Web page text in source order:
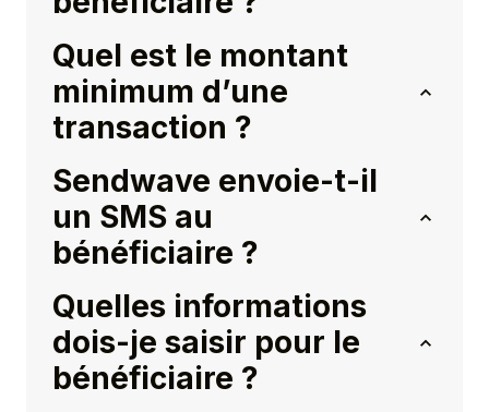
Quel est le montant
minimum d’une
transaction ?
Sendwave envoie-t-il
un SMS au
bénéficiaire ?
Quelles informations
dois-je saisir pour le
bénéficiaire ?